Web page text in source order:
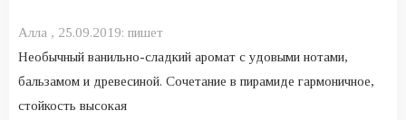
Алла , 25.09.2019: пишет
Необычный ванильно-сладкий аромат с удовыми нотами,
бальзамом и древесиной. Сочетание в пирамиде гармоничное,
стойкость высокая